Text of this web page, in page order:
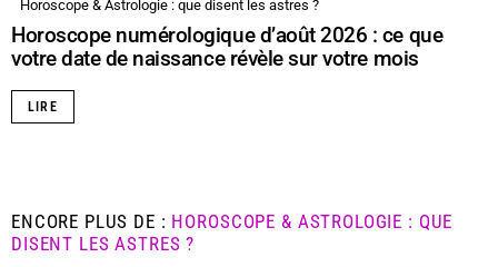
Horoscope & Astrologie : que disent les astres ?
Horoscope numérologique d’août 2026 : ce que
votre date de naissance révèle sur votre mois
LIRE
ENCORE PLUS DE : HOROSCOPE & ASTROLOGIE : QUE
DISENT LES ASTRES ?